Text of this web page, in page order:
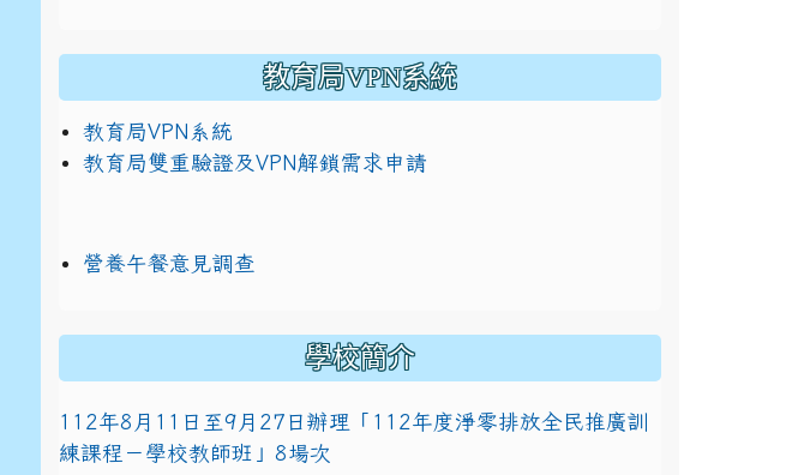
教育局VPN系統
教育局VPN系統
教育局雙重驗證及VPN解鎖需求申請
營養午餐意見調查
學校簡介
112年8月11日至9月27日辦理「112年度淨零排放全民推廣訓
練課程－學校教師班」8場次